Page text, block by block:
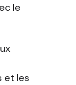
le
et les